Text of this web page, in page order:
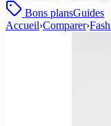
Bons plansGuides
Accueil›Comparer›